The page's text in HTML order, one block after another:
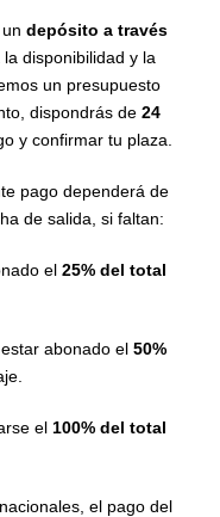
depósito a través
la disponibilidad y la
un presupuesto
dispondrás de 24
y confirmar tu plaza.
pago dependerá de
de salida, si faltan:
el 25% del total
abonado el 50%
el 100% del total
el pago del